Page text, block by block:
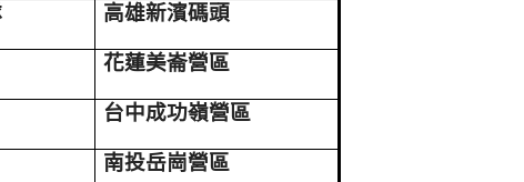
高雄新濱碼頭
花蓮美崙營區
台中成功嶺營區
南投岳崗營區